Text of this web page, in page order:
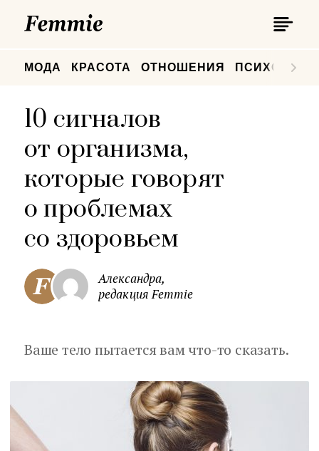
МОДА КРАСОТА ОТНОШЕНИЯ
10 сигналов
от организма,
которые говорят
о проблемах
со здоровьем
Александра,
редакция Femmie
Ваше тело пытается вам что-то сказать.